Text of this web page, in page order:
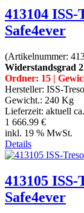
413104
Safe4ever
(Artikelnummer:
Widerstandsgrad
Ordner: 15 |
Hersteller: ISS-
Gewicht.: 240 Kg
Lieferzeit: aktuell
1 666.99 €
inkl. 19 % MwSt.
Details
413105
Safe4ever